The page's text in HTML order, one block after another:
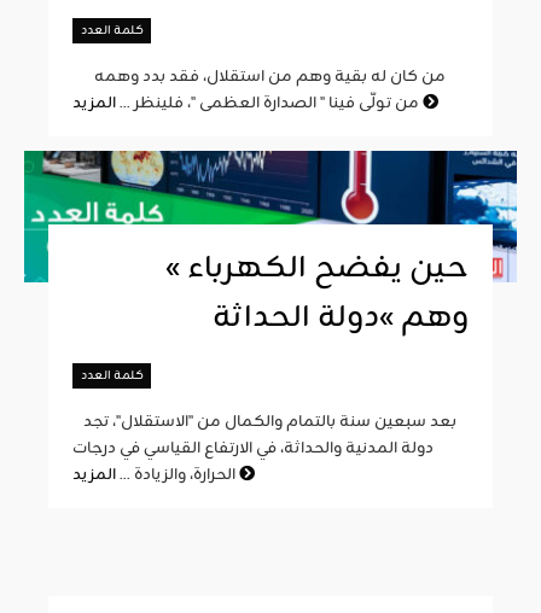
كلمة العدد
من تولّى فينا " الصدارة العظمى "، فلينظر ...
« حين يفضح الكهرباء
وهم »دولة الحداثة
كلمة العدد
دولة المدنية والحداثة، في الارتفاع القياسي في درجات
الحرارة، والزيادة ...